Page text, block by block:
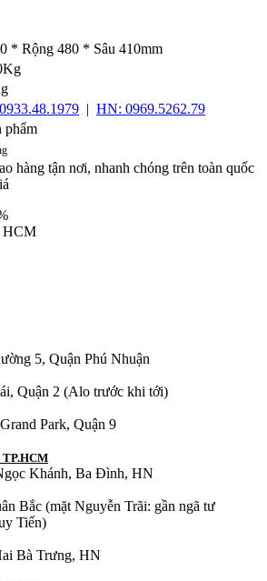
* Rộng 480 * Sâu 410mm
| HN: 0969.5262.79
phẩm
hàng tận nơi, nhanh chóng trên toàn quốc
HCM
5, Quận Phú Nhuận
Quận 2 (Alo trước khi tới)
Park, Quận 9
TP.HCM
Khánh, Ba Đình, HN
Bắc (mặt Nguyễn Trãi: gần ngã tư
Tiến)
Bà Trưng, HN